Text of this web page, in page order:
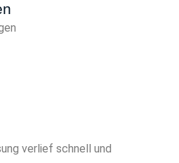
verlief schnell und